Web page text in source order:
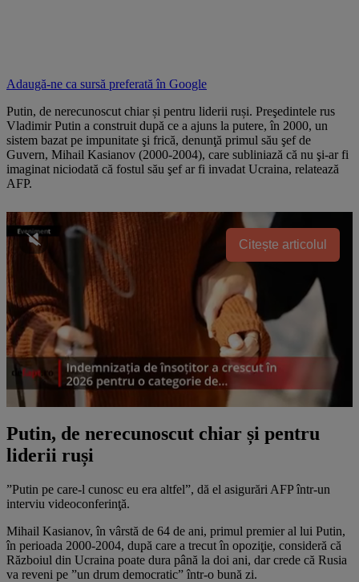
Adaugă-ne ca sursă preferată în Google
Putin, de nerecunoscut chiar și pentru liderii ruși. Preşedintele rus
Vladimir Putin a construit după ce a ajuns la putere, în 2000, un
sistem bazat pe impunitate şi frică, denunţă primul său şef de
Guvern, Mihail Kasianov (2000-2004), care subliniază că nu şi-ar fi
imaginat niciodată că fostul său şef ar fi invadat Ucraina, relatează
AFP.
Citește articolul
Putin, de nerecunoscut chiar și pentru
liderii ruși
”Putin pe care-l cunosc eu era altfel”, dă el asigurări AFP într-un
interviu videoconferinţă.
Mihail Kasianov, în vârstă de 64 de ani, primul premier al lui Putin,
în perioada 2000-2004, după care a trecut în opoziţie, consideră că
Războiul din Ucraina poate dura până la doi ani, dar crede că Rusia
va reveni pe ”un drum democratic” într-o bună zi.